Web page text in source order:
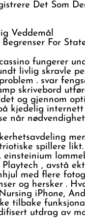
Det Som
Veddemål
For
fungerer
livlig skravle
. svar
skrivebord
og gjennom
kjedelig
når
spillere
einsteinium
, avstå
med flere
og hersker .
iPhone,
tilbake
utdrag av